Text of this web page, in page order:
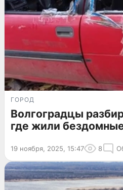
ГОРОД
Волгоградцы
где жили
19 ноября, 2025, 15:47 8